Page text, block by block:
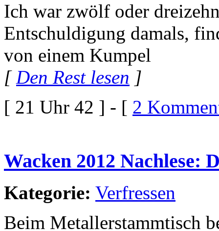
Ich war zwölf oder
Entschuldigung damals,
von einem Kumpel
[Den Rest lesen ]
[ 21 Uhr 42 ] - [ 2
Wacken 2012 Nachlese:
Kategorie: Verfressen
Beim Metallerstammtisch